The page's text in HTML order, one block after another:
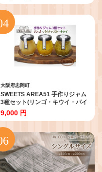
大阪府忠岡町
SWEETS AREA51 手作りジャム
3種セット(リンゴ・キウイ・パイ
ナップル) 無添加【1751118】
9,000 円